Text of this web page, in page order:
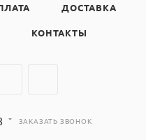
ДОСТАВКА
КОНТАКТЫ
ЗАКАЗАТЬ ЗВОНОК